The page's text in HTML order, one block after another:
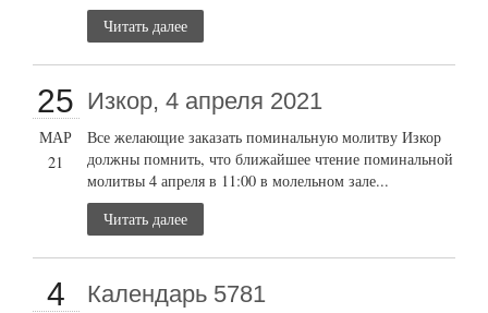
Читать далее
25
МАР
21
Изкор, 4 апреля 2021
Все желающие заказать поминальную молитву Изкор
должны помнить, что ближайшее чтение поминальной
молитвы 4 апреля в 11:00 в молельном зале...
Читать далее
4 Календарь 5781